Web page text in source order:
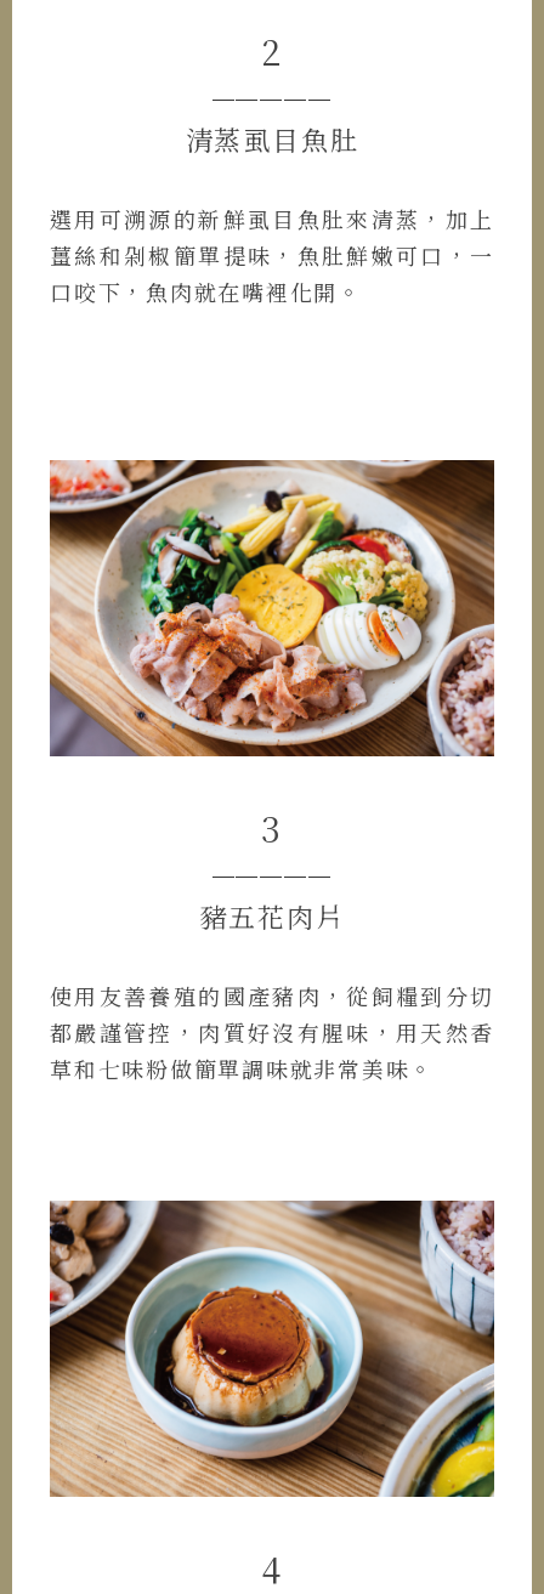
2
─────
清蒸虱目魚肚
選用可溯源的新鮮虱目魚肚來清蒸，加上
薑絲和剁椒簡單提味，魚肚鮮嫩可口，一
口咬下，魚肉就在嘴裡化開。
3
─────
豬五花肉片
使用友善養殖的國產豬肉，從飼糧到分切
都嚴謹管控，肉質好沒有腥味，用天然香
草和七味粉做簡單調味就非常美味。
4